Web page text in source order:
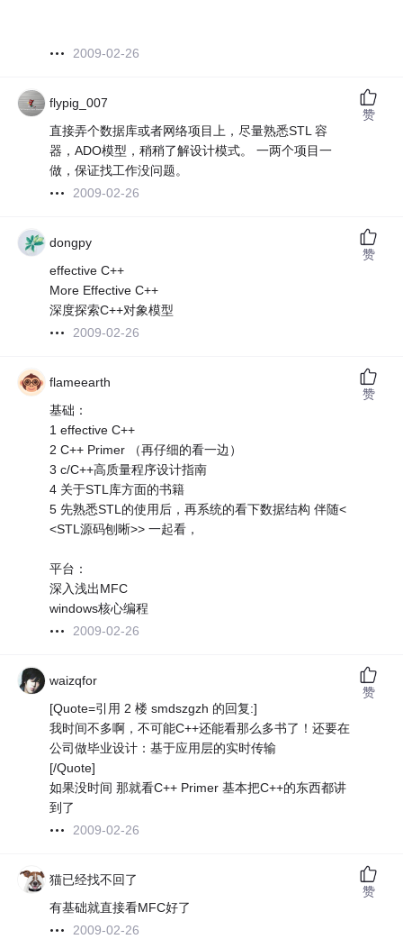
2009-02-26
flypig_007
直接弄个数据库或者网络项目上，尽量熟悉STL 容
器，ADO模型，稍稍了解设计模式。 一两个项目一
做，保证找工作没问题。
2009-02-26
赞
dongpy
effective C++
More Effective C++
深度探索C++对象模型
2009-02-26
赞
flameearth
基础：
1 effective C++
2 C++ Primer （再仔细的看一边）
3 c/C++高质量程序设计指南
4 关于STL库方面的书籍
5 先熟悉STL的使用后，再系统的看下数据结构 伴随<
<STL源码刨晰>> 一起看，
平台：
深入浅出MFC
windows核心编程
2009-02-26
赞
waizqfor
[Quote=引用 2 楼 smdszgzh 的回复:]
我时间不多啊，不可能C++还能看那么多书了！还要在
公司做毕业设计：基于应用层的实时传输
[/Quote]
如果没时间 那就看C++ Primer 基本把C++的东西都讲
到了
2009-02-26
赞
猫已经找不回了
有基础就直接看MFC好了
2009-02-26
赞